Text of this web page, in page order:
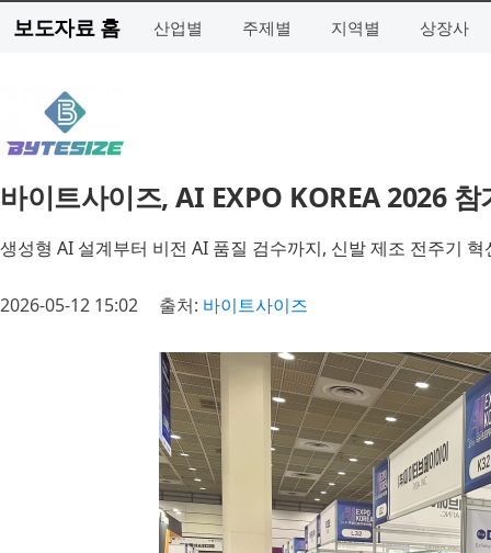
보도자료 홈 산업별 주제별 지역별 상장사
바이트사이즈, AI EXPO KOREA 2026
생성형 AI 설계부터 비전 AI 품질 검수까지, 신발 제조 전주기
2026-05-12 15:02 출처: 바이트사이즈